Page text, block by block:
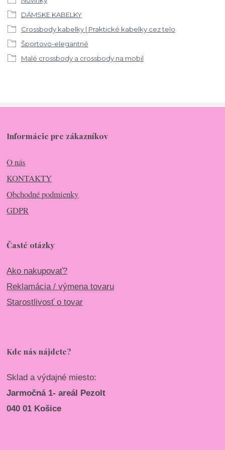
DÁMSKE KABELKY
Crossbody kabelky | Praktické kabelky cez telo
Športovo-elegantné
Malé crossbody a crossbody na mobil
Informácie pre zákazníkov
O nás
KONTAKTY
Obchodné podmienky
GDPR
Časté otázky
Ako nakupovať?
Reklamácia / výmena tovaru
Starostlivosť o tovar
Kde nás nájdete?
Sklad a výdajné miesto:
Jarmočná 1- areál Pezolt
040 01 Košice